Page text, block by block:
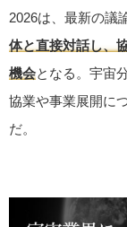
2026は、最新の議
体と直接対話し、
機会 となる。宇宙
協業や事業展開に
だ。